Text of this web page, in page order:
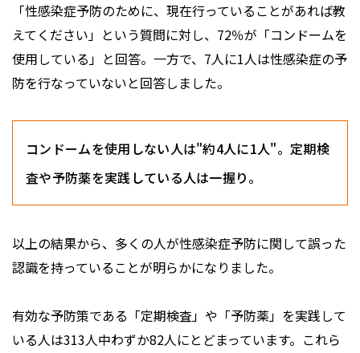
「性感染症予防のために、現在行っていることがあれば教
えてください」という質問に対し、72％が「コンドームを
使用している」と回答。一方で、7人に1人は性感染症の予
防を行なっていないと回答しました。
コンドームを使用しない人は"約4人に1人"。定期検
査や予防薬を実践している人は一握り。
以上の結果から、多くの人が性感染症予防に関して誤った
認識を持っていることが明らかになりました。
有効な予防策である「定期検査」や「予防薬」を実践して
いる人は313人中わずか82人にとどまっています。これら